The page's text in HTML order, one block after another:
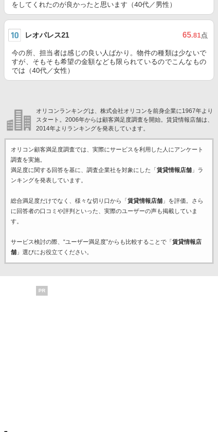
をしてくれたのが良かったと思います（40代／男性）
レオパレス21 65.81点
今の所、担当者は感じの良い人ばかり。物件の種類は少ないで
すが、そもそも希望の金額なども限られているのでこんなもの
では（40代／女性）
オリコンランキングは、株式会社オリコンを前身企業に1967年より
スタート。2006年からは顧客満足度調査を開始。賃貸情報店舗は、
2014年よりランキングを発表しています。
オリコン顧客満足度調査では、実際にサービスを利用した 人にアンケート
調査を実施。
満足度に関する回答を基に、調査企業社を対象にした「 賃貸情報店舗」ラ
ンキングを発表しています。
総合満足度だけでなく、様々な切り口から「 賃貸情報店舗」を評価。さら
に回答者の口コミや評判といった、実際のユーザーの声も掲載していま
す。
サービス検討の際、“ユーザー満足度”からも比較することで「 賃貸情報店
舗」選びにお役立てください。
PR